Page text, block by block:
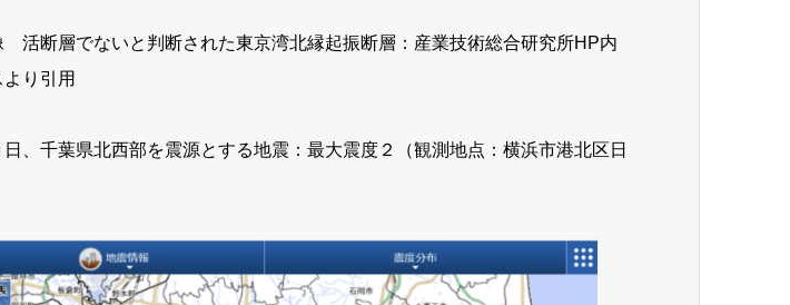
活断層でないと判断された東京湾北縁起振断層：産業技術総合研究所HP内
り引用
日、千葉県北西部を震源とする地震：最大震度２（観測地点：横浜市港北区日